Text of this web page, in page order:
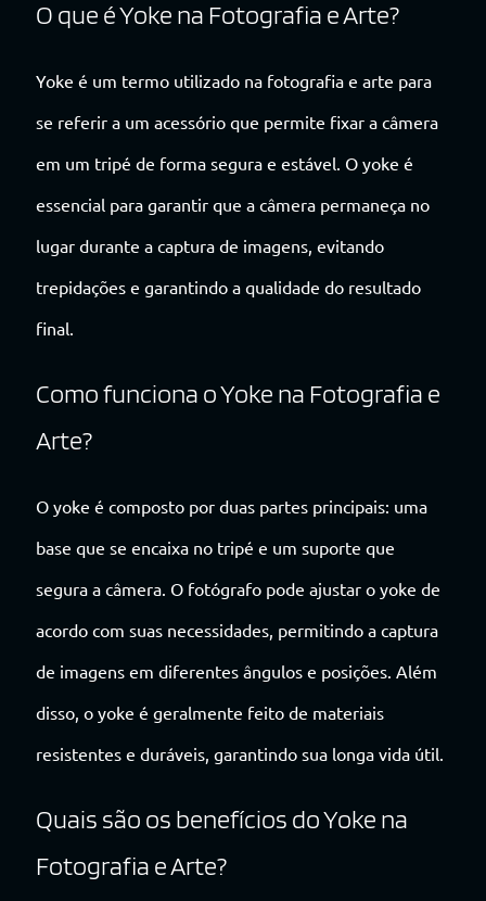
O que é Yoke na Fotografia e Arte?
Yoke é um termo utilizado na fotografia e arte para
se referir a um acessório que permite fixar a câmera
em um tripé de forma segura e estável. O yoke é
essencial para garantir que a câmera permaneça no
lugar durante a captura de imagens, evitando
trepidações e garantindo a qualidade do resultado
final.
Como funciona o Yoke na Fotografia e
Arte?
O yoke é composto por duas partes principais: uma
base que se encaixa no tripé e um suporte que
segura a câmera. O fotógrafo pode ajustar o yoke de
acordo com suas necessidades, permitindo a captura
de imagens em diferentes ângulos e posições. Além
disso, o yoke é geralmente feito de materiais
resistentes e duráveis, garantindo sua longa vida útil.
Quais são os benefícios do Yoke na
Fotografia e Arte?